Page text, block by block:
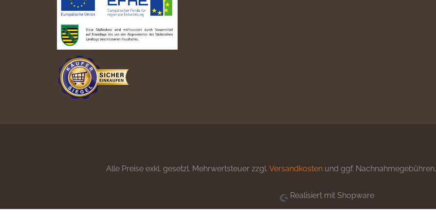
Alle Preise exkl. gesetzl. Mehrwertsteuer zzgl. Versandkosten und ggf.
Realisiert mit Shopware